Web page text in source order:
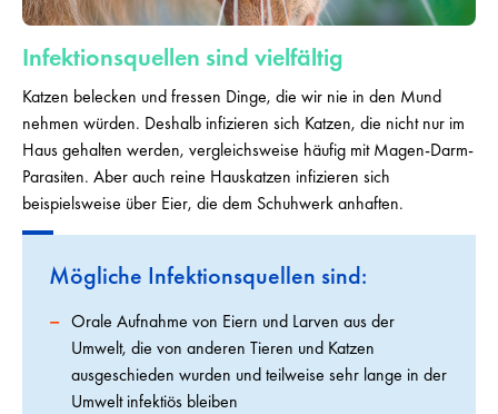
Infektionsquellen sind vielfältig
Katzen belecken und fressen Dinge, die wir nie in den Mund
nehmen würden. Deshalb infizieren sich Katzen, die nicht nur im
Haus gehalten werden, vergleichsweise häufig mit Magen-Darm-
Parasiten. Aber auch reine Hauskatzen infizieren sich
beispielsweise über Eier, die dem Schuhwerk anhaften.
Mögliche Infektionsquellen sind:
Orale Aufnahme von Eiern und Larven aus der
Umwelt, die von anderen Tieren und Katzen
ausgeschieden wurden und teilweise sehr lange in der
Umwelt infektiös bleiben